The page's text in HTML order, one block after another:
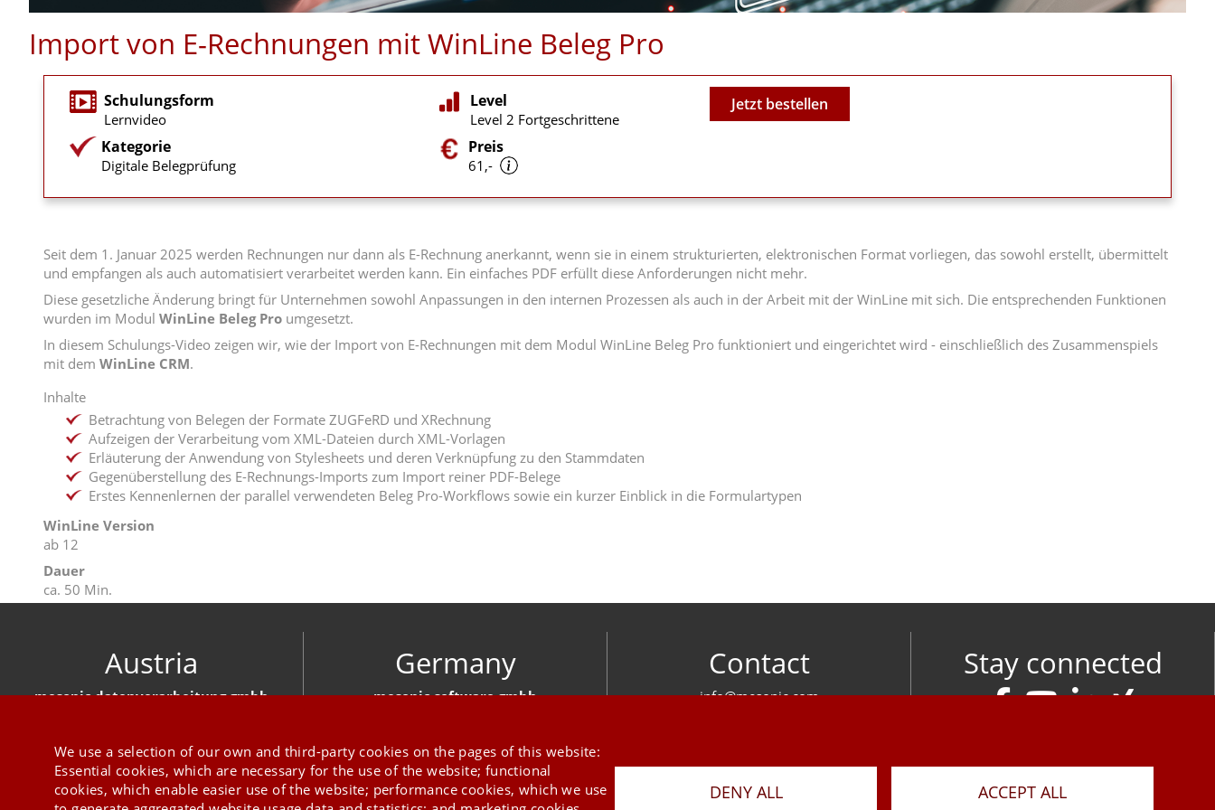
Import von E-Rechnungen mit WinLine Beleg Pro
Schulungsform
Lernvideo
Kategorie
Digitale Belegprüfung
Level
Level 2 Fortgeschrittene
Preis
61,-
Video
Jetzt bestellen
Seit dem 1. Januar 2025 werden Rechnungen nur dann als E-Rechnung anerkannt, wenn sie in einem strukturierten, elektronischen Format vorliegen, das sowohl erstellt, übermittelt
und empfangen als auch automatisiert verarbeitet werden kann. Ein einfaches PDF erfüllt diese Anforderungen nicht mehr.
Diese gesetzliche Änderung bringt für Unternehmen sowohl Anpassungen in den internen Prozessen als auch in der Arbeit mit der WinLine mit sich. Die entsprechenden Funktionen
wurden im Modul WinLine Beleg Pro umgesetzt.
In diesem Schulungs-Video zeigen wir, wie der Import von E-Rechnungen mit dem Modul WinLine Beleg Pro funktioniert und eingerichtet wird - einschließlich des Zusammenspiels
mit dem WinLine CRM.
Inhalte
Betrachtung von Belegen der Formate ZUGFeRD und XRechnung
Aufzeigen der Verarbeitung vom XML-Dateien durch XML-Vorlagen
Erläuterung der Anwendung von Stylesheets und deren Verknüpfung zu den Stammdaten
Gegenüberstellung des E-Rechnungs-Imports zum Import reiner PDF-Belege
Erstes Kennenlernen der parallel verwendeten Beleg Pro-Workflows sowie ein kurzer Einblick in die Formulartypen
WinLine Version
ab 12
Dauer
ca. 50 Min.
Austria
mesonic datenverarbeitung gmbh
Germany
mesonic software gmbh
Contact
info@mesonic.com
Stay connected
We use a selection of our own and third-party cookies on the pages of this website:
Essential cookies, which are necessary for the use of the website; functional
cookies, which enable easier use of the website; performance cookies, which we use
DENY ALL ACCEPT ALL